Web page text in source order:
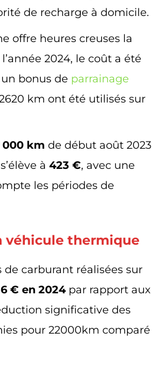
de recharge à domicile.
offre heures creuses la
2024, le coût a été
bonus de parrainage
km ont été utilisés sur
000 km de début août 2023
à 423 €, avec une
les périodes de
véhicule thermique
de carburant réalisées sur
€ en 2024par rapport aux
significative des
pour 22000km comparé